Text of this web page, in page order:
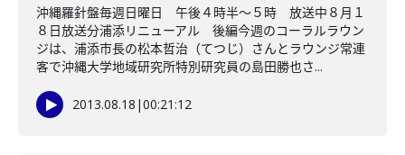
沖縄羅針盤毎週日曜日 午後４時半～５時 放送中８月１
８日放送分浦添リニューアル 後編今週のコーラルラウン
ジは、浦添市長の松本哲治（てつじ）さんとラウンジ常連
客で沖縄大学地域研究所特別研究員の島田勝也さ...
2013.08.18 |00:21:12